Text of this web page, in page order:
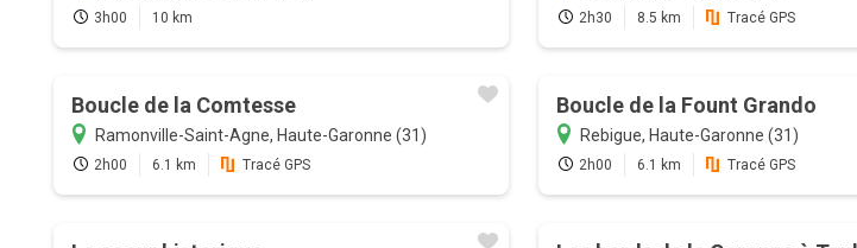
3h00 10 km 2h30 8.5 km Tracé GPS
Boucle de la Comtesse
Ramonville-Saint-Agne, Haute-Garonne (31)
2h00 6.1 km Tracé GPS
Boucle de la Fount Grando
Rebigue, Haute-Garonne (31)
2h00 6.1 km Tracé GPS